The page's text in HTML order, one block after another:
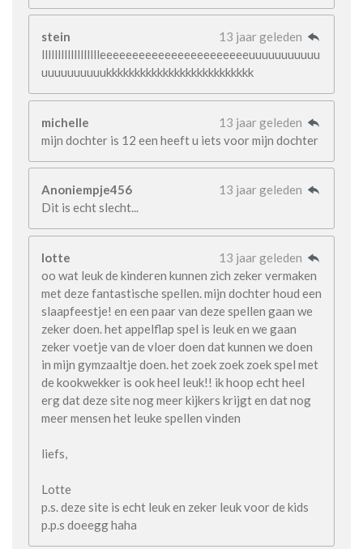
stein
13 jaar geleden
lllllllllllllllllleeeeeeeeeeeeeeeeeeeeeeeuuuuuuuuuuu
uuuuuuuuuukkkkkkkkkkkkkkkkkkkkkkkkkk
michelle
13 jaar geleden
mijn dochter is 12 een heeft u iets voor mijn dochter
Anoniempje456
13 jaar geleden
Dit is echt slecht...
lotte
13 jaar geleden
oo wat leuk de kinderen kunnen zich zeker vermaken
met deze fantastische spellen. mijn dochter houd een
slaapfeestje! en een paar van deze spellen gaan we
zeker doen. het appelflap spel is leuk en we gaan
zeker voetje van de vloer doen dat kunnen we doen
in mijn gymzaaltje doen. het zoek zoek zoek spel met
de kookwekker is ook heel leuk!! ik hoop echt heel
erg dat deze site nog meer kijkers krijgt en dat nog
meer mensen het leuke spellen vinden
liefs,
Lotte
p.s. deze site is echt leuk en zeker leuk voor de kids
p.p.s doeegg haha